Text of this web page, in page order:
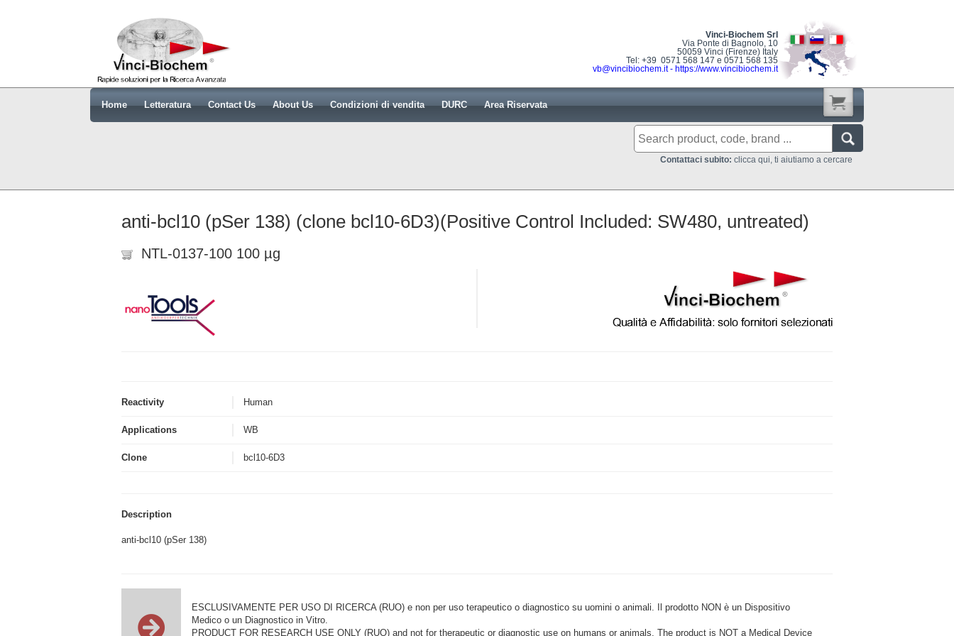
Vinci-Biochem Srl
Via Ponte di Bagnolo, 10
50059 Vinci (Firenze) Italy
Tel: +39 0571 568 147 e 0571 568 135
vb@vincibiochem.it- https://www.vincibiochem.it
Home Letteratura Contact Us About Us Condizioni di vendita DURC Area Riservata
Contattaci subito: clicca qui, ti aiutiamo a cercare
anti-bcl10 (pSer 138) (clone bcl10-6D3)(Positive Control Included: SW480, untreated)
NTL-0137-100 100 µg
Reactivity Human
Applications WB
Clone bcl10-6D3
Description
anti-bcl10 (pSer 138)
ESCLUSIVAMENTE PER USO DI RICERCA (RUO) e non per uso terapeutico o diagnostico su uomini o animali. Il prodotto NON è un Dispositivo
Medico o un Diagnostico in Vitro.
PRODUCT FOR RESEARCH USE ONLY (RUO) and not for therapeutic or diagnostic use on humans or animals. The product is NOT a Medical Device